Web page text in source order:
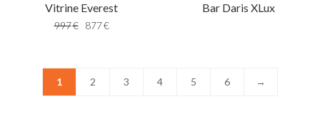
Vitrine Everest
997€ 877€
Bar Daris XLux
1 2 3 4 5 6 →